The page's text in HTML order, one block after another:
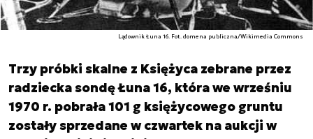
Lądownik Łuna 16. Fot. domena publiczna/Wikimedia Commons
Trzy próbki skalne z Księżyca zebrane przez
radziecka sondę Łuna 16, która we wrześniu
1970 r. pobrała 101 g księżycowego gruntu
zostały sprzedane w czwartek na aukcji w